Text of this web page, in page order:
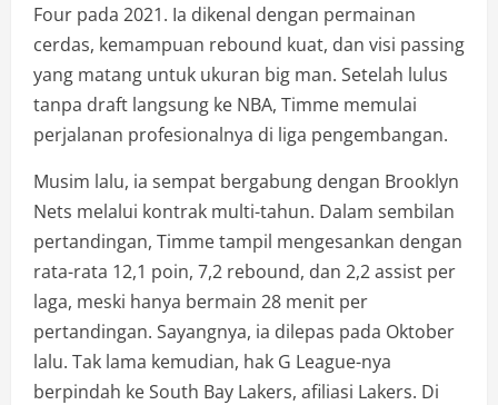
Four pada 2021. Ia dikenal dengan permainan
cerdas, kemampuan rebound kuat, dan visi passing
yang matang untuk ukuran big man. Setelah lulus
tanpa draft langsung ke NBA, Timme memulai
perjalanan profesionalnya di liga pengembangan.
Musim lalu, ia sempat bergabung dengan Brooklyn
Nets melalui kontrak multi-tahun. Dalam sembilan
pertandingan, Timme tampil mengesankan dengan
rata-rata 12,1 poin, 7,2 rebound, dan 2,2 assist per
laga, meski hanya bermain 28 menit per
pertandingan. Sayangnya, ia dilepas pada Oktober
lalu. Tak lama kemudian, hak G League-nya
berpindah ke South Bay Lakers, afiliasi Lakers. Di